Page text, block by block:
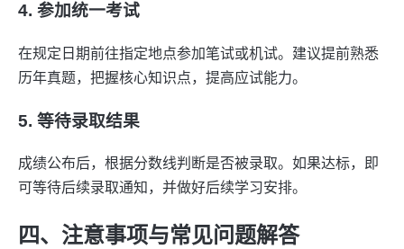
4. 参加统一考试
在规定日期前往指定地点参加笔试或机试。建议提前熟悉
历年真题，把握核心知识点，提高应试能力。
5. 等待录取结果
成绩公布后，根据分数线判断是否被录取。如果达标，即
可等待后续录取通知，并做好后续学习安排。
四、注意事项与常见问题解答